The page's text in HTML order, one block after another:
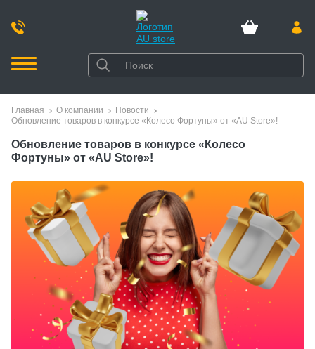
Главная О компании
Новости
Обновление товаров в конкурсе «Колесо Фортуны» от «AU Store»!
Обновление товаров в конкурсе «Колесо
Фортуны» от «AU Store»!